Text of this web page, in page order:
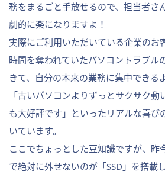
務をまるごと手放せるので、担当者さ
劇的に楽になりますよ！
実際にご利用いただいている企業のお
時間を奪われていたパソコントラブル
きて、自分の本来の業務に集中できる
「古いパソコンよりずっとサクサク動
も大好評です」といったリアルな喜び
いています。
ここでちょっとした豆知識ですが、昨
で絶対に外せないのが「SSD」を搭載